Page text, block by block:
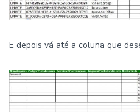
E depois vá até a coluna que